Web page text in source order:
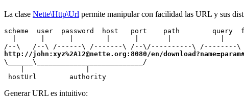
La clase Nette\Http\Url permite manipular con facilidad las URL y sus
scheme  user  password  host   port    path        query
http://john:xyz%2A12@nette.org:8080/en/
\______\__________________________/
hostUrl        authority
Generar URL es intuitivo: